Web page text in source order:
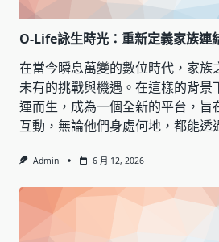
O-Life詠生時光：重新定義家族連
在當今瞬息萬變的數位時代，家族
未有的挑戰與機遇。在這樣的背
運而生，成為一個全新的平台，旨
互動，無論他們身處何地，都能透
Admin 6 月 12, 2026